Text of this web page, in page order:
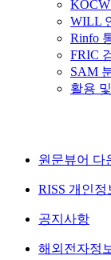
WILL
Rinfo
FRIC
SAM
활용
원문뷰어 다
RISS 개인정
공지사항
해외전자정